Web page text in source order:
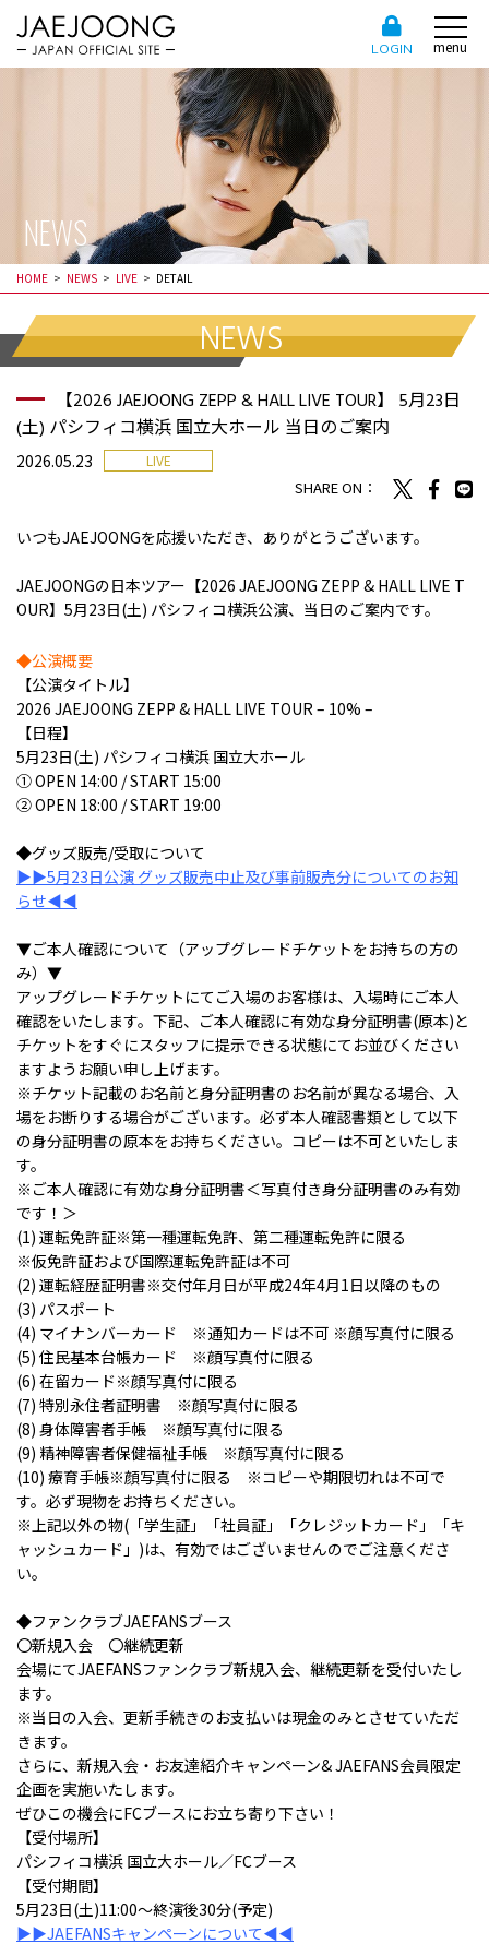
LOGIN menu
NEWS
HOME NEWS LIVE DETAIL
NEWS
【2026 JAEJOONG ZEPP & HALL LIVE TOUR】 5月23日
(土) パシフィコ横浜 国立大ホール 当日のご案内
2026.05.23 LIVE
SHARE ON：
いつもJAEJOONGを応援いただき、ありがとうございます。
JAEJOONGの日本ツアー【2026 JAEJOONG ZEPP & HALL LIVE T
OUR】5月23日(土) パシフィコ横浜公演、当日のご案内です。
◆公演概要
【公演タイトル】
2026 JAEJOONG ZEPP & HALL LIVE TOUR – 10% –
【日程】
5月23日(土) パシフィコ横浜 国立大ホール
① OPEN 14:00 / START 15:00
② OPEN 18:00 / START 19:00
◆グッズ販売/受取について
▶▶5月23日公演 グッズ販売中止及び事前販売分についてのお知
らせ◀◀
▼ご本人確認について（アップグレードチケットをお持ちの方の
み）▼
アップグレードチケットにてご入場のお客様は、入場時にご本人
確認をいたします。下記、ご本人確認に有効な身分証明書(原本)と
チケットをすぐにスタッフに提示できる状態にてお並びください
ますようお願い申し上げます。
※チケット記載のお名前と身分証明書のお名前が異なる場合、入
場をお断りする場合がございます。必ず本人確認書類として以下
の身分証明書の原本をお持ちください。コピーは不可といたしま
す。
※ご本人確認に有効な身分証明書＜写真付き身分証明書のみ有効
です！＞
(1) 運転免許証※第一種運転免許、第二種運転免許に限る
※仮免許証および国際運転免許証は不可
(2) 運転経歴証明書※交付年月日が平成24年4月1日以降のもの
(3) パスポート
(4) マイナンバーカード ※通知カードは不可 ※顔写真付に限る
(5) 住民基本台帳カード ※顔写真付に限る
(6) 在留カード※顔写真付に限る
(7) 特別永住者証明書 ※顔写真付に限る
(8) 身体障害者手帳 ※顔写真付に限る
(9) 精神障害者保健福祉手帳 ※顔写真付に限る
(10) 療育手帳※顔写真付に限る ※コピーや期限切れは不可で
す。必ず現物をお持ちください。
※上記以外の物(「学生証」「社員証」「クレジットカード」「キ
ャッシュカード」)は、有効ではございませんのでご注意くださ
い。
◆ファンクラブJAEFANSブース
〇新規入会 〇継続更新
会場にてJAEFANSファンクラブ新規入会、継続更新を受付いたし
ます。
※当日の入会、更新手続きのお支払いは現金のみとさせていただ
きます。
さらに、新規入会・お友達紹介キャンペーン& JAEFANS会員限定
企画を実施いたします。
ぜひこの機会にFCブースにお立ち寄り下さい！
【受付場所】
パシフィコ横浜 国立大ホール／FCブース
【受付期間】
5月23日(土)11:00～終演後30分(予定)
▶▶JAEFANSキャンペーンについて◀◀